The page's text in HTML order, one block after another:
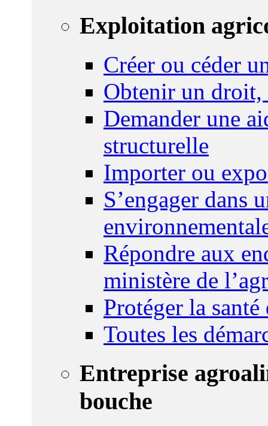
Exploitation
Créer ou céder
Obtenir un droit,
Demander une
structurelle
Importer ou
S’engager dans
Répondre aux
ministère de
Protéger la
Toutes les
Entreprise
bouche